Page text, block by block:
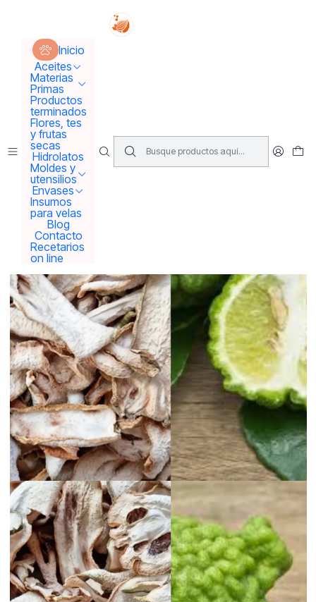
Inicio
Aceites
Materias
Primas
Productos
terminados
Flores, tes
y frutas
secas
Hidrolatos
Moldes y
utensilios
Envases
Insumos
para velas
Blog
Contacto
Recetarios
on line
Tus sueños se concretan aquí !!!
Inicio